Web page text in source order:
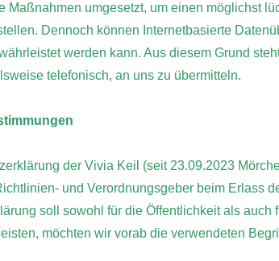
Maßnahmen umgesetzt, um einen möglichst
Dennoch können Internetbasierte
werden kann. Aus diesem Grund
telefonisch, an uns zu übermitteln.
der Vivia Keil (seit 23.09.2023
und Verordnungsgeber beim Erlass
soll sowohl für die Öffentlichkeit als
möchten wir vorab die verwendeten